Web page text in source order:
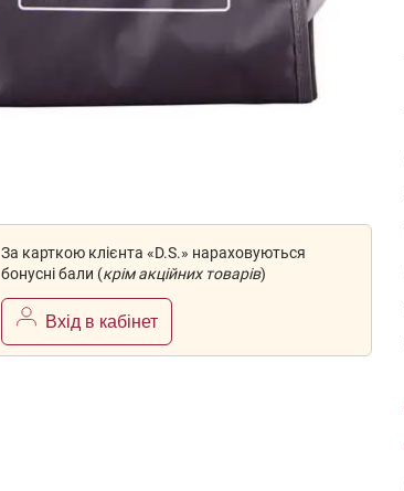
За карткою клієнта «D.S.» нараховуються
бонусні бали (крім акційних товарів)
Вхід в кабінет